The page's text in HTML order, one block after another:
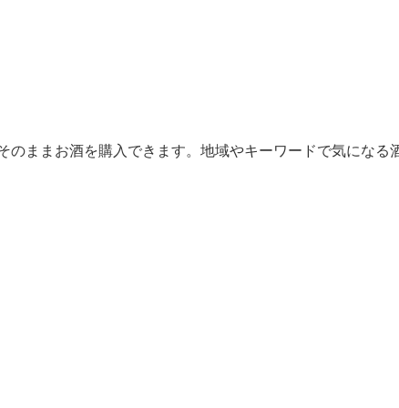
ままお酒を購入できます。地域やキーワードで気になる